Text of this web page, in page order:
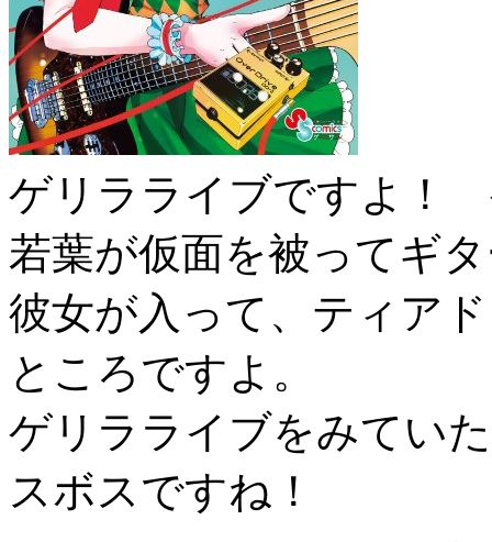
ゲリラライブですよ！
若葉が仮面を被ってギ
彼女が入って、ティア
ところですよ。
ゲリラライブをみてい
スボスですね！